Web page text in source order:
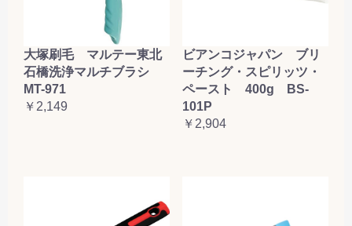
大塚刷毛 マルテー東北
石橋洗浄マルチブラシ
MT-971
￥2,149
ビアンコジャパン ブリ
ーチング・スピリッツ・
ペースト 400g BS-
101P
￥2,904